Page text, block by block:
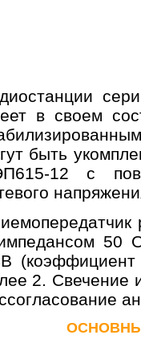
в своем
быть
12 с
50
(коэффициент
2. Свечение